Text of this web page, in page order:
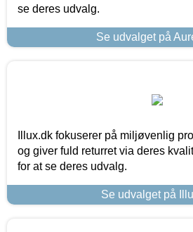
se deres udvalg.
Se udvalget på
Illux.dk fokuserer på miljøvenlig
og giver fuld returret via deres
for at se deres udvalg.
Se udvalget på